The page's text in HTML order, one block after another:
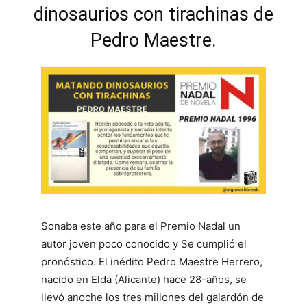
dinosaurios con tirachinas de
Pedro Maestre.
Sonaba este año para el Premio Nadal un
autor joven poco conocido y Se cumplió el
pronóstico. El inédito Pedro Maestre Herrero,
nacido en Elda (Alicante) hace 28-años, se
llevó anoche los tres millones del galardón de